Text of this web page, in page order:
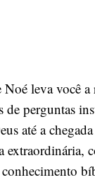
leva você a
perguntas
até a
extraordinária,
conhecimento